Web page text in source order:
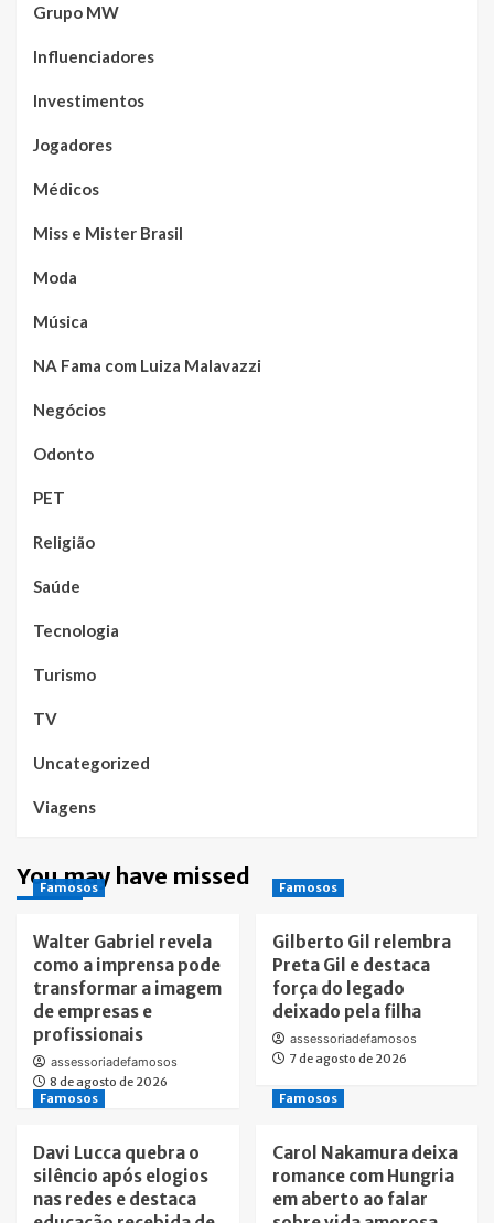
Grupo MW
Influenciadores
Investimentos
Jogadores
Médicos
Miss e Mister Brasil
Moda
Música
NA Fama com Luiza Malavazzi
Negócios
Odonto
PET
Religião
Saúde
Tecnologia
Turismo
TV
Uncategorized
Viagens
You may have missed
Famosos
Walter Gabriel revela
como a imprensa pode
transformar a imagem
de empresas e
profissionais
assessoriadefamosos
8 de agosto de 2026
Famosos
Gilberto Gil relembra
Preta Gil e destaca
força do legado
deixado pela filha
assessoriadefamosos
7 de agosto de 2026
Famosos
Davi Lucca quebra o
silêncio após elogios
nas redes e destaca
Famosos
Carol Nakamura deixa
romance com Hungria
em aberto ao falar